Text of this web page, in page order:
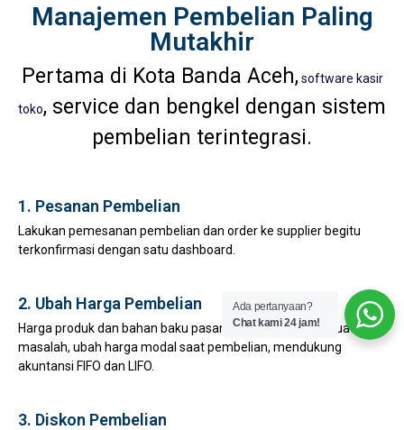
Manajemen Pembelian Paling
Mutakhir
Pertama di Kota Banda Aceh, software kasir
toko, service dan bengkel dengan sistem
pembelian terintegrasi.
1. Pesanan Pembelian
Lakukan pemesanan pembelian dan order ke supplier begitu
terkonfirmasi dengan satu dashboard.
2. Ubah Harga Pembelian
Harga produk dan bahan baku pasang surut bukan lagi suatu
masalah, ubah harga modal saat pembelian, mendukung
akuntansi FIFO dan LIFO.
3. Diskon Pembelian
Ada pertanyaan?
Chat kami 24 jam!